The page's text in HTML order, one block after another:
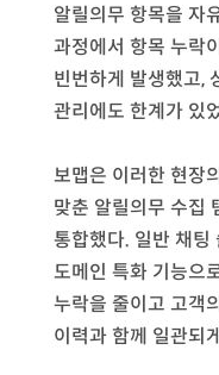
알릴의무 항목을 자
과정에서 항목 누락
빈번하게 발생했고,
관리에도 한계가 있
보맵은 이러한 현장
맞춘 알릴의무 수집
통합했다. 일반 채팅
도메인 특화 기능으
누락을 줄이고 고객
이력과 함께 일관되